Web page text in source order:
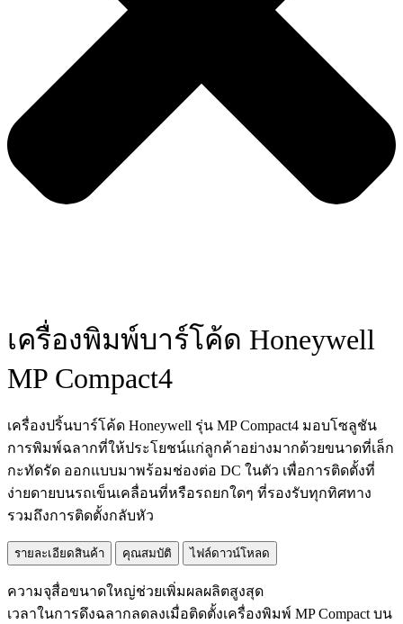
เครื่องพิมพ์บาร์โค้ด Honeywell
MP Compact4
เครื่องปริ้นบาร์โค้ด Honeywell รุ่น MP Compact4 มอบโซลูชัน
การพิมพ์ฉลากที่ให้ประโยชน์แก่ลูกค้าอย่างมากด้วยขนาดที่เล็ก
กะทัดรัด ออกแบบมาพร้อมช่องต่อ DC ในตัว เพื่อการติดตั้งที่
ง่ายดายบนรถเข็นเคลื่อนที่หรือรถยกใดๆ ที่รองรับทุกทิศทาง
รวมถึงการติดตั้งกลับหัว
รายละเอียดสินค้า คุณสมบัติ ไฟล์ดาวน์โหลด
ความจุสื่อขนาดใหญ่ช่วยเพิ่มผลผลิตสูงสุด
เวลาในการดึงฉลากลดลงเมื่อติดตั้งเครื่องพิมพ์ MP Compact บน